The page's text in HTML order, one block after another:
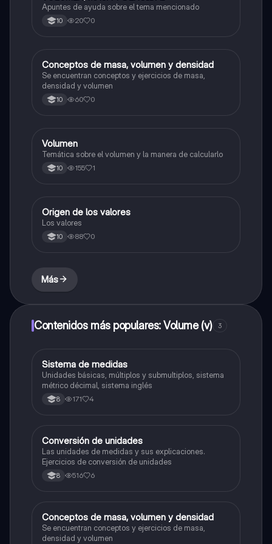
Apuntes de ayuda sobre el tema mencionado
10 20 0
Química
Conceptos de masa, volumen y densidad
Se encuentran conceptos y ejercicios de masa,
densidad y volumen
10 60 0
Química
Volumen
Temática sobre el volumen y la manera de calcularlo
10 155 1
Química
Origen de los valores
Los valores
10 88 0
Más
Contenidos más populares: Volume (v) 3
Química
Sistema de medidas
Unidades básicas, múltiplos y submultiplos, sistema
métrico décimal, sistema inglés
8 171 4
Química
Conversión de unidades
Las unidades de medidas y sus explicaciones.
Ejercicios de conversión de unidades
8 516 6
Química
Conceptos de masa, volumen y densidad
Se encuentran conceptos y ejercicios de masa,
densidad y volumen